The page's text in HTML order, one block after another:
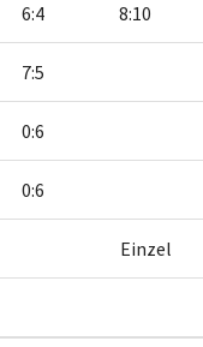
6:4 8:10
7:5
0:6
0:6
Einzel